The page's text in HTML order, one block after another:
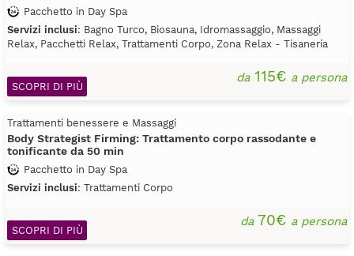
Pacchetto in Day Spa
Servizi inclusi: Bagno Turco, Biosauna, Idromassaggio, Massaggi
Relax, Pacchetti Relax, Trattamenti Corpo, Zona Relax - Tisaneria
da115€ a persona
SCOPRI DI PIÙ
Trattamenti benessere e Massaggi
Body Strategist Firming: Trattamento corpo rassodante e
tonificante da 50 min
Pacchetto in Day Spa
Servizi inclusi: Trattamenti Corpo
da70€ a persona
SCOPRI DI PIÙ